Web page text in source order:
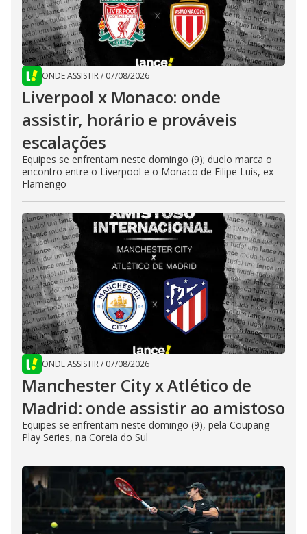
ONDE ASSISTIR/ 07/08/2026
Liverpool x Monaco: onde
assistir, horário e prováveis
escalações
Equipes se enfrentam neste domingo (9); duelo marca o
encontro entre o Liverpool e o Monaco de Filipe Luís, ex-
Flamengo
ONDE ASSISTIR/ 07/08/2026
Manchester City x Atlético de
Madrid: onde assistir ao amistoso
Equipes se enfrentam neste domingo (9), pela Coupang
Play Series, na Coreia do Sul